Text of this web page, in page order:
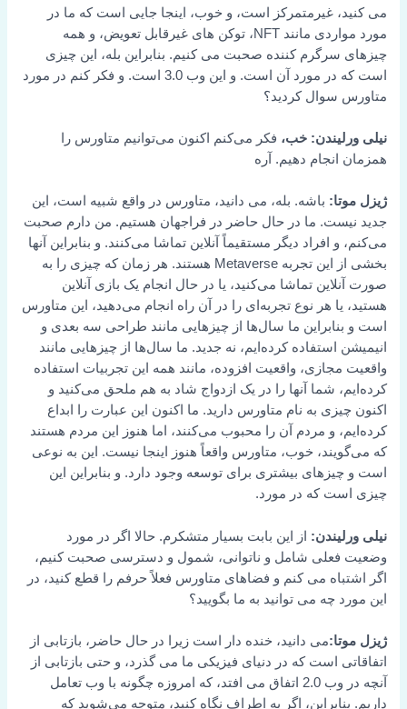
می کنید، غیرمتمرکز است، و خوب، اینجا جایی است که ما در
مورد مواردی مانند NFT، توکن های غیرقابل تعویض، و همه
چیزهای سرگرم کننده صحبت می کنیم. بنابراین بله، این چیزی
است که در مورد آن است. و این وب 3.0 است. و فکر کنم در مورد
متاورس سوال کردید؟
نیلی ورلیندن: خب، فکر می‌کنم اکنون می‌توانیم متاورس را
همزمان انجام دهیم. آره
ژیزل موتا: باشه. بله، می دانید، متاورس در واقع شبیه است، این
جدید نیست. ما در حال حاضر در فراجهان هستیم. من دارم صحبت
می‌کنم، و افراد دیگر مستقیماً آنلاین تماشا می‌کنند. و بنابراین آنها
بخشی از این تجربه Metaverse هستند. هر زمان که چیزی را به
صورت آنلاین تماشا می‌کنید، یا در حال انجام یک بازی آنلاین
هستید، یا هر نوع تجربه‌ای را در آن راه انجام می‌دهید، این متاورس
است و بنابراین ما سال‌ها از چیزهایی مانند طراحی سه بعدی و
انیمیشن استفاده کرده‌ایم، نه جدید. ما سال‌ها از چیزهایی مانند
واقعیت مجازی، واقعیت افزوده، مانند همه این تجربیات استفاده
کرده‌ایم، شما آنها را در یک ازدواج شاد به هم ملحق می‌کنید و
اکنون چیزی به نام متاورس دارید. ما اکنون این عبارت را ابداع
کرده‌ایم، و مردم آن را محبوب می‌کنند، اما هنوز این مردم هستند
که می‌گویند، خوب، متاورس واقعاً هنوز اینجا نیست. این به نوعی
است و چیزهای بیشتری برای توسعه وجود دارد. و بنابراین این
چیزی است که در مورد.
نیلی ورلیندن: از این بابت بسیار متشکرم. حالا اگر در مورد
وضعیت فعلی شامل و ناتوانی، شمول و دسترسی صحبت کنیم،
اگر اشتباه می کنم و فضاهای متاورس فعلاً حرفم را قطع کنید، در
این مورد چه می توانید به ما بگویید؟
ژیزل موتا:می دانید، خنده دار است زیرا در حال حاضر، بازتابی از
اتفاقاتی است که در دنیای فیزیکی ما می گذرد، و حتی بازتابی از
آنچه در وب 2.0 اتفاق می افتد، که امروزه چگونه با وب تعامل
داریم. بنابراین، اگر به اطراف نگاه کنید، متوجه می‌شوید که